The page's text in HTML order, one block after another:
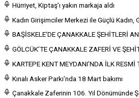
Hürriyet, Kiptaş’ı yakın markaja aldı
Kadın Girişimciler Merkezi ile Güçlü Kadın,
BAŞİSKELE'DE ÇANAKKALE ŞEHİTLERİ
GÖLCÜK’TE ÇANAKKALE ZAFERİ VE
KARTEPE KENT MEYDANI’NDA İLK RESMİ
Kınalı Asker Parkı’nda 18 Mart bakımı
Çanakkale Zaferinin 106. Yıl Dönümünde